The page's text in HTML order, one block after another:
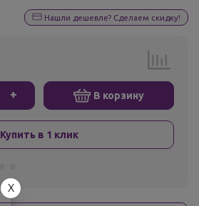
Нашли дешевле? Сделаем скидку!
+ В корзину
Купить в 1 клик
X